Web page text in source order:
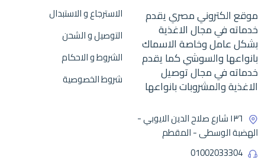
موقع الكتروني مصري يقدم
خدماته في مجال الاغذية
بشكل عامل وخاصة الاسماك
بانواعها والسوشي كما يقدم
خدماته في مجال توصيل
الاغذية والمشروبات بانواعها
١٣٦ شارع صلاح الدين الايوبي -
الهضبة الوسطى - المقطم
01002033304
الاسترجاع و الاستبدال
التوصيل و الشحن
الشروط و الاحكام
شروط الخصوصية